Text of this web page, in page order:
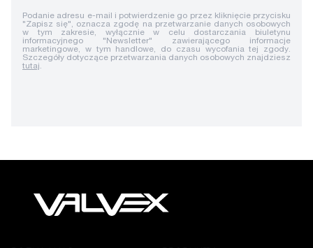
Podanie adresu e-mail i potwierdzenie go przez kliknięcie przycisku
"Zapisz się", oznacza zgodę na przetwarzanie danych osobowych
w tym zakresie, wyłącznie w celu dostarczania biuletynu
informacyjnego "Newsletter" zawierającego informacje
marketingowe, w tym handlowe, do czasu wycofania tej zgody.
Szczegóły dotyczące przetwarzania danych osobowych znajdziesz
tutaj.